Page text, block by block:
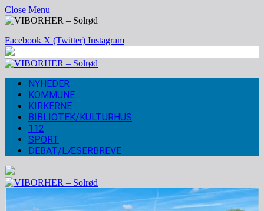
Close Menu
Facebook X (Twitter) Instagram
NYHEDER
KOMMUNE
KIRKERNE
BIBLIOTEK/KULTURHUS
112
SPORT
DEBAT/LÆSERBREVE